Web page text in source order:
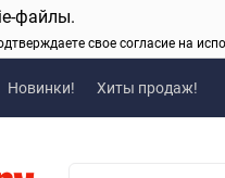
файлы.
свое согласие на
Новинки! Хиты продаж!